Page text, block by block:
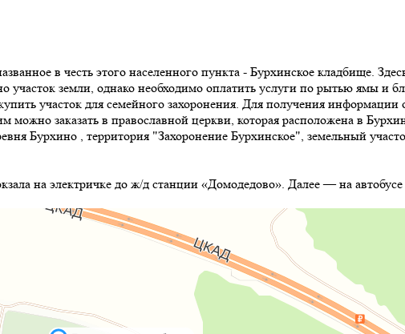
в честь этого населенного пункта - Бурхинское кладбище.
земли, однако необходимо оплатить услуги по рытью ямы и
участок для семейного захоронения. Для получения информации
заказать в православной церкви, которая расположена в
Бурхино , территория "Захоронение Бурхинское", земельный
на электричке до ж/д станции «Домодедово». Далее — на